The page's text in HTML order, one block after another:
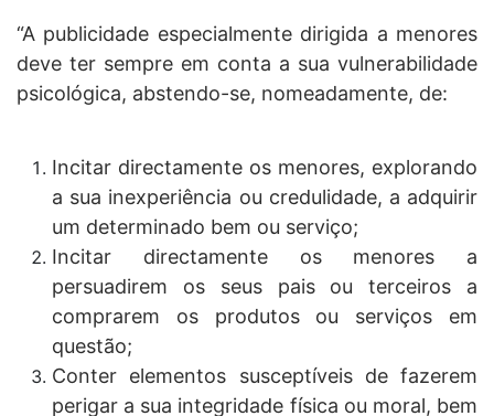
“A publicidade especialmente dirigida a menores
deve ter sempre em conta a sua vulnerabilidade
psicológica, abstendo-se, nomeadamente, de:
Incitar directamente os menores, explorando
a sua inexperiência ou credulidade, a adquirir
um determinado bem ou serviço;
Incitar directamente os menores a
persuadirem os seus pais ou terceiros a
comprarem os produtos ou serviços em
questão;
Conter elementos susceptíveis de fazerem
perigar a sua integridade física ou moral, bem